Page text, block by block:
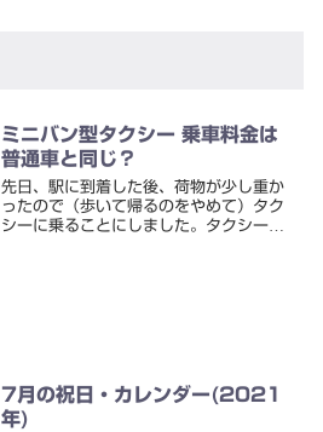
ミニバン型タクシー 乗車料金は
普通車と同じ？
先日、駅に到着した後、荷物が少し重か
ったので（歩いて帰るのをやめて）タク
シーに乗ることにしました。タクシー乗
7月の祝日・カレンダー(2021
年)